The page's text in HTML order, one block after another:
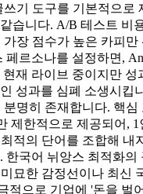
기 도구를 기본적으
니다. A/B 테스트
장 점수가 높은 카피
르소나를 설정하면,
재 라이브 중이지만
성과를 심폐 소생시
명히 존재합니다. 핵
한적으로 제공되어
의 단어를 조합해
국어 뉘앙스 최적화
한 감정선이나 최
으로 기업에 '돈을